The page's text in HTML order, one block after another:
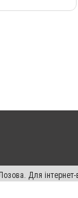
Для